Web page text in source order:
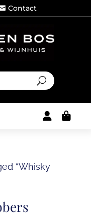
Contact

“Whisky